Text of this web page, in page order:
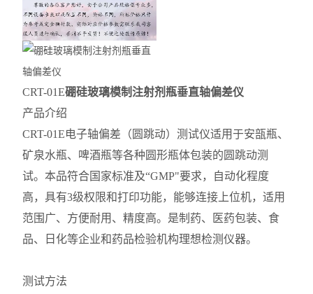
CRT-01E硼硅玻璃模制注射剂瓶垂直轴偏差仪
产品介绍
CRT-01E电子轴偏差（圆跳动）测试仪适用于安瓿瓶、
矿泉水瓶、啤酒瓶等各种圆形瓶体包装的圆跳动测
试。本品符合国家标准及“GMP"要求，自动化程度
高，具有3级权限和打印功能，能够连接上位机，适用
范围广、方便耐用、精度高。是制药、医药包装、食
品、日化等企业和药品检验机构理想检测仪器。
测试方法